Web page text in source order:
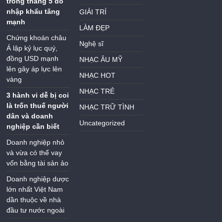
nhập khẩu tăng
mạnh
Chứng khoán châu
Á lập kỷ lục quý,
đồng USD mạnh
lên gây áp lực lên
vàng
3 hành vi dễ bị coi
là trốn thuế người
dân và doanh
nghiệp cần biết
Doanh nghiệp nhỏ
và vừa có thể vay
vốn bằng tài sản ảo
Doanh nghiệp dược
lớn nhất Việt Nam
dần thuộc về nhà
đầu tư nước ngoài
GIẢI TRÍ
LÀM ĐẸP
Nghệ sĩ
NHẠC ÂU MỸ
NHẠC HOT
NHẠC TRẺ
NHẠC TRỮ TÌNH
Uncategorized